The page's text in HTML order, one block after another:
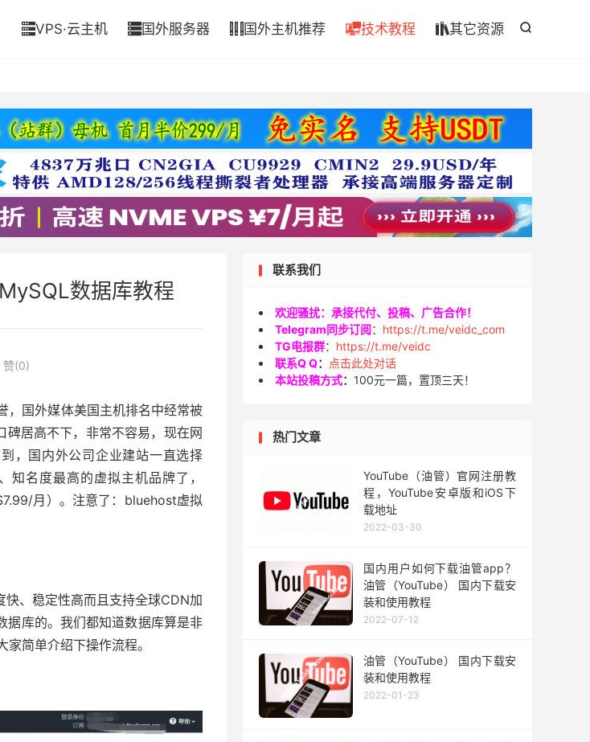

VPS·云主机 国外服务器  国外主机推荐 技术教程 其它资源
数据库教程
赞(0)
，国外媒体美国主机排名中经常被
居高不下，非常不容易，现在网
，国内外公司企业建站一直选择
知名度最高的虚拟主机品牌了，
月）。注意了： bluehost虚拟
快、稳定性高而且支持全球CDN加
库的。我们都知道数据库算是非
简单介绍下操作流程。
联系我们
欢迎骚扰：承接代付、投稿、广告合作！
Telegram同步订阅： https://t.me/veidc_com
TG电报群： https://t.me/veidc
联系Q Q：
点击此处对话
本站投稿方式： 100元一篇，置顶三天！
热门文章
YouTube（油管）官网注册教
程，YouTube安卓版和iOS下
载地址
2022-03-30
国内用户如何下载油管app？
油管（YouTube） 国内下载安
装和使用教程
2022-07-12
油管（YouTube） 国内下载安
装和使用教程
2022-01-23